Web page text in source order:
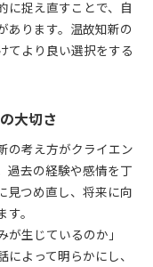
に捉え直すことで、自
あります。温故知新の
てより良い選択をする
大切さ
の考え方がクライエン
過去の経験や感情を丁
見つめ直し、将来に向
。
生じているのか」
によって明らかにし、